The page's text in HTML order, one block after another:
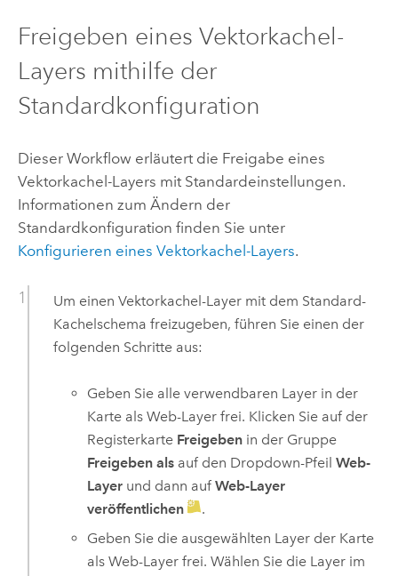
Freigeben eines Vektorkachel-
Layers mithilfe der
Standardkonfiguration
Dieser Workflow erläutert die Freigabe eines
Vektorkachel-Layers mit Standardeinstellungen.
Informationen zum Ändern der
Standardkonfiguration finden Sie unter
Konfigurieren eines Vektorkachel-Layers.
Um einen Vektorkachel-Layer mit dem Standard-
Kachelschema freizugeben, führen Sie einen der
folgenden Schritte aus:
Geben Sie alle verwendbaren Layer in der
Karte als Web-Layer frei. Klicken Sie auf der
Registerkarte Freigeben in der Gruppe
Freigeben als auf den Dropdown-PfeilWeb-
Layer und dann aufWeb-Layer
veröffentlichen
.
Geben Sie die ausgewählten Layer der Karte
als Web-Layer frei. Wählen Sie die Layer im